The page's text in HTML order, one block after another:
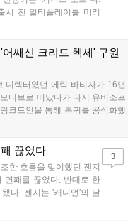
시 전 멀티플레이를 미리
네이션' 등 신작들이 출
게임 패스를 통해 최신 퍼
콘솔, PC, 클라우드 환
계획이다....
쌔신 크리드 헥세' 구원
디렉터였던 에릭 바티자가 16년
티브로 떠났다가 다시 유비소프
크드인을 통해 복귀를 공식화했
근 디렉터가 퇴사한 어쌔신 크
헥세에 어떤 활력을 불어넣을
끊었다
한 흐름을 맞이했던 젠지
연패를 끊었다. 반대로 한
다. 젠지는 '캐니언'의 날
로 점멸까지 빼내고 킬을
3